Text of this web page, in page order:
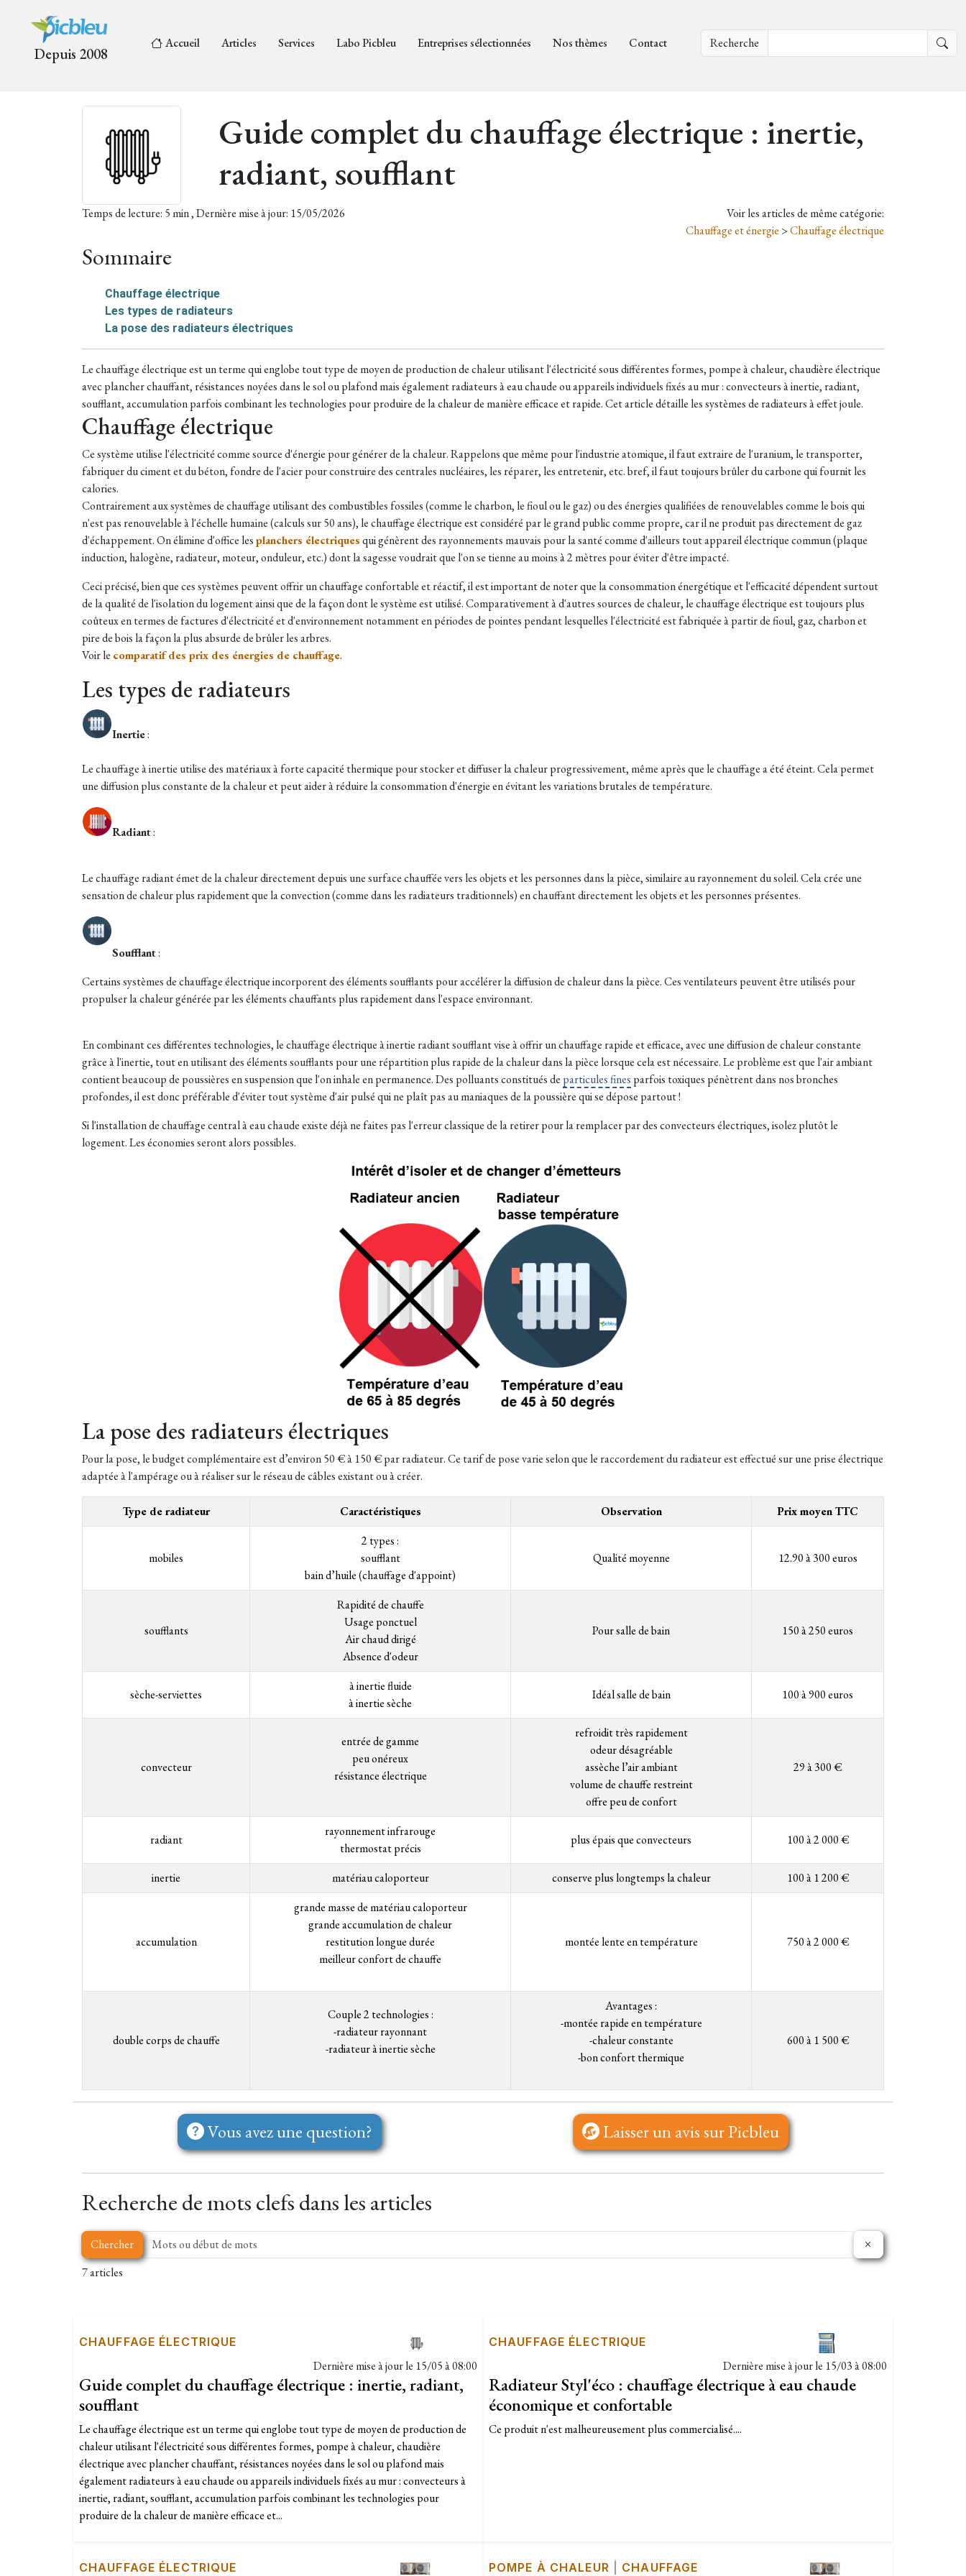
Depuis 2008
Accueil Articles Services Labo Picbleu Entreprises sélectionnées Nos thèmes Contact Recherche
Guide complet du chauffage électrique : inertie,
radiant, soufflant
Temps de lecture: 5 min , Dernière mise à jour: 15/05/2026
Voir les articles de même catégorie:
Chauffage et énergie >Chauffage électrique
Sommaire
Chauffage électrique
Les types de radiateurs
La pose des radiateurs électriques
Le chauffage électrique est un terme qui englobe tout type de moyen de production de chaleur utilisant l'électricité sous différentes formes, pompe à chaleur, chaudière électrique
avec plancher chauffant, résistances noyées dans le sol ou plafond mais également radiateurs à eau chaude ou appareils individuels fixés au mur : convecteurs à inertie, radiant,
soufflant, accumulation parfois combinant les technologies pour produire de la chaleur de manière efficace et rapide. Cet article détaille les systèmes de radiateurs à effet joule.
Chauffage électrique
Ce système utilise l'électricité comme source d'énergie pour générer de la chaleur. Rappelons que même pour l'industrie atomique, il faut extraire de l'uranium, le transporter,
fabriquer du ciment et du béton, fondre de l'acier pour construire des centrales nucléaires, les réparer, les entretenir, etc. bref, il faut toujours brûler du carbone qui fournit les
calories.
Contrairement aux systèmes de chauffage utilisant des combustibles fossiles (comme le charbon, le fioul ou le gaz) ou des énergies qualifiées de renouvelables comme le bois qui
n'est pas renouvelable à l'échelle humaine (calculs sur 50 ans), le chauffage électrique est considéré par le grand public comme propre, car il ne produit pas directement de gaz
d'échappement. On élimine d'office lesplanchers électriquesqui génèrent des rayonnements mauvais pour la santé comme d'ailleurs tout appareil électrique commun (plaque
induction, halogène, radiateur, moteur, onduleur, etc.) dont la sagesse voudrait que l'on se tienne au moins à 2 mètres pour éviter d'être impacté.
Ceci précisé, bien que ces systèmes peuvent offrir un chauffage confortable et réactif, il est important de noter que la consommation énergétique et l'efficacité dépendent surtout
de la qualité de l'isolation du logement ainsi que de la façon dont le système est utilisé. Comparativement à d'autres sources de chaleur, le chauffage électrique est toujours plus
coûteux en termes de factures d'électricité et d'environnement notamment en périodes de pointes pendant lesquelles l'électricité est fabriquée à partir de fioul, gaz, charbon et
pire de bois la façon la plus absurde de brûler les arbres.
Voir le comparatif des prix des énergies de chauffage.
Les types de radiateurs
Inertie:
Le chauffage à inertie utilise des matériaux à forte capacité thermique pour stocker et diffuser la chaleur progressivement, même après que le chauffage a été éteint. Cela permet
une diffusion plus constante de la chaleur et peut aider à réduire la consommation d'énergie en évitant les variations brutales de température.
Radiant:
Le chauffage radiant émet de la chaleur directement depuis une surface chauffée vers les objets et les personnes dans la pièce, similaire au rayonnement du soleil. Cela crée une
sensation de chaleur plus rapidement que la convection (comme dans les radiateurs traditionnels) en chauffant directement les objets et les personnes présentes.
Soufflant:
Certains systèmes de chauffage électrique incorporent des éléments soufflants pour accélérer la diffusion de chaleur dans la pièce. Ces ventilateurs peuvent être utilisés pour
propulser la chaleur générée par les éléments chauffants plus rapidement dans l'espace environnant.
En combinant ces différentes technologies, le chauffage électrique à inertie radiant soufflant vise à offrir un chauffage rapide et efficace, avec une diffusion de chaleur constante
grâce à l'inertie, tout en utilisant des éléments soufflants pour une répartition plus rapide de la chaleur dans la pièce lorsque cela est nécessaire. Le problème est que l'air ambiant
contient beaucoup de poussières en suspension que l'on inhale en permanence. Des polluants constitués de particules fines parfois toxiques pénètrent dans nos bronches
profondes, il est donc préférable d'éviter tout système d'air pulsé qui ne plaît pas au maniaques de la poussière qui se dépose partout !
Si l'installation de chauffage central à eau chaude existe déjà ne faites pas l'erreur classique de la retirer pour la remplacer par des convecteurs électriques, isolez plutôt le
logement. Les économies seront alors possibles.
La pose des radiateurs électriques
Pour la pose, le budget complémentaire est d’environ 50 € à 150 € par radiateur. Ce tarif de pose varie selon que le raccordement du radiateur est effectué sur une prise électrique
adaptée à l'ampérage ou à réaliser sur le réseau de câbles existant ou à créer.
Type de radiateur Caractéristiques Observation Prix moyen TTC
mobiles
2 types :
soufflant
bain d’huile (chauffage d'appoint)
Qualité moyenne 12.90 à 300 euros
soufflants
Rapidité de chauffe
Usage ponctuel
Air chaud dirigé
Absence d'odeur
Pour salle de bain 150 à 250 euros
sèche-serviettes
à inertie fluide
à inertie sèche
Idéal salle de bain 100 à 900 euros
convecteur
entrée de gamme
peu onéreux
résistance électrique
refroidit très rapidement
odeur désagréable
assèche l’air ambiant
volume de chauffe restreint
offre peu de confort
29 à 300 €
radiant​
rayonnement infrarouge
thermostat précis
plus épais que convecteurs 100 à 2 000 €
inertie matériau caloporteur conserve plus longtemps la chaleur 100 à 1 200 €
accumulation
grande masse de matériau caloporteur
grande accumulation de chaleur
restitution longue durée
meilleur confort de chauffe
montée lente en température 750 à 2 000 €
double corps de chauffe
Couple 2 technologies :
-radiateur rayonnant
-radiateur à inertie sèche
Avantages :
​-montée rapide en température
​-chaleur constante
​-bon confort thermique
600 à 1 500 €
Vous avez une question? Laisser un avis sur Picbleu
Recherche de mots clefs dans les articles
Chercher
7 articles
CHAUFFAGE ÉLECTRIQUE
Dernière mise à jour le 15/05 à 08:00
Guide complet du chauffage électrique : inertie, radiant,
soufflant
Le chauffage électrique est un terme qui englobe tout type de moyen de production de
chaleur utilisant l'électricité sous différentes formes, pompe à chaleur, chaudière
électrique avec plancher chauffant, résistances noyées dans le sol ou plafond mais
également radiateurs à eau chaude ou appareils individuels fixés au mur : convecteurs à
inertie, radiant, soufflant, accumulation parfois combinant les technologies pour
produire de la chaleur de manière efficace et...
CHAUFFAGE ÉLECTRIQUE
Dernière mise à jour le 15/03 à 08:00
Radiateur Styl'éco : chauffage électrique à eau chaude
économique et confortable
Ce produit n'est malheureusement plus commercialisé....
CHAUFFAGE ÉLECTRIQUE POMPE À CHALEUR CHAUFFAGE